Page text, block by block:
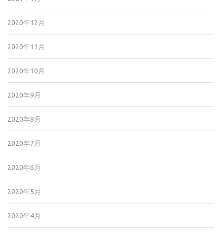
2020年12月
2020年11月
2020年10月
2020年9月
2020年8月
2020年7月
2020年6月
2020年5月
2020年4月